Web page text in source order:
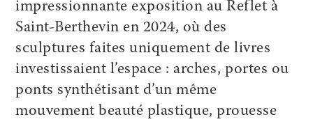
impressionnante exposition au Reflet à
Saint-Berthevin en 2024, où des
sculptures faites uniquement de livres
investissaient l’espace : arches, portes ou
ponts synthétisant d’un même
mouvement beauté plastique, prouesse